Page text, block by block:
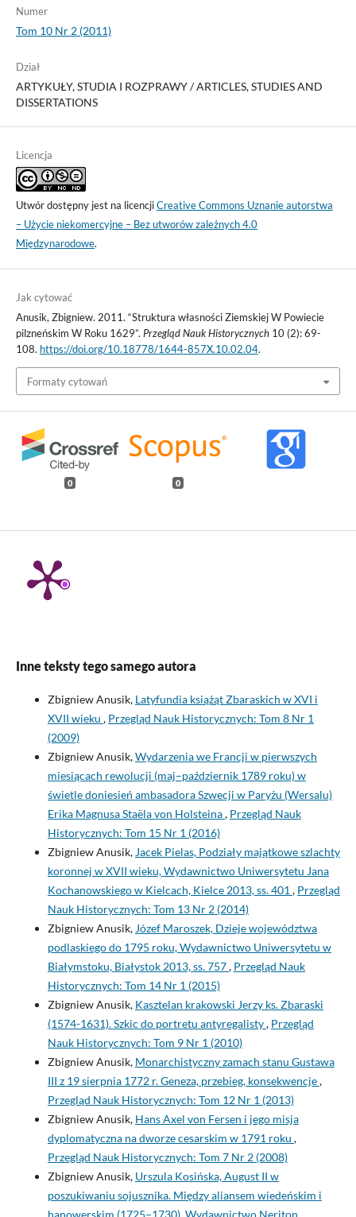
Numer
Tom 10 Nr 2 (2011)
Dział
ARTYKUŁY, STUDIA I ROZPRAWY / ARTICLES, STUDIES AND
DISSERTATIONS
Licencja
Utwór dostępny jest na licencjiCreative Commons Uznanie autorstwa
– Użycie niekomercyjne – Bez utworów zależnych 4.0
Międzynarodowe.
Jak cytować
Anusik, Zbigniew. 2011. “Struktura własności Ziemskiej W Powiecie
pilzneńskim W Roku 1629”. Przegląd Nauk Historycznych10 (2): 69-
108. https://doi.org/10.18778/1644-857X.10.02.04.
Formaty cytowań
0 0
Inne teksty tego samego autora
Zbigniew Anusik, Latyfundia książąt Zbaraskich w XVI i
XVII wieku , Przegląd Nauk Historycznych: Tom 8 Nr 1
(2009)
Zbigniew Anusik,Wydarzenia we Francji w pierwszych
miesiącach rewolucji (maj–październik 1789 roku) w
świetle doniesień ambasadora Szwecji w Paryżu (Wersalu)
Erika Magnusa Staëla von Holsteina, Przegląd Nauk
Historycznych: Tom 15 Nr 1 (2016)
Zbigniew Anusik, Jacek Pielas, Podziały majątkowe szlachty
koronnej w XVII wieku, Wydawnictwo Uniwersytetu Jana
Kochanowskiego w Kielcach, Kielce 2013, ss. 401 , Przegląd
Nauk Historycznych: Tom 13 Nr 2 (2014)
Zbigniew Anusik, Józef Maroszek, Dzieje województwa
podlaskiego do 1795 roku, Wydawnictwo Uniwersytetu w
Białymstoku, Białystok 2013, ss. 757, Przegląd Nauk
Historycznych: Tom 14 Nr 1 (2015)
Zbigniew Anusik, Kasztelan krakowski Jerzy ks. Zbaraski
(1574-1631). Szkic do portretu antyregalisty, Przegląd
Nauk Historycznych: Tom 9 Nr 1 (2010)
Zbigniew Anusik, Monarchistyczny zamach stanu Gustawa
III z 19 sierpnia 1772 r. Geneza, przebieg, konsekwencje,
Przegląd Nauk Historycznych: Tom 12 Nr 1 (2013)
Zbigniew Anusik, Hans Axel von Fersen i jego misja
dyplomatyczna na dworze cesarskim w 1791 roku ,
Przegląd Nauk Historycznych: Tom 7 Nr 2 (2008)
Zbigniew Anusik, Urszula Kosińska, August II w
poszukiwaniu sojusznika. Między aliansem wiedeńskim i
hanowerskim (1725–1730), Wydawnictwo Neriton,